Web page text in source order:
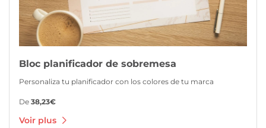
Bloc planificador de sobremesa
Personaliza tu planificador con los colores de tu marca
De 38,23€
Voir plus